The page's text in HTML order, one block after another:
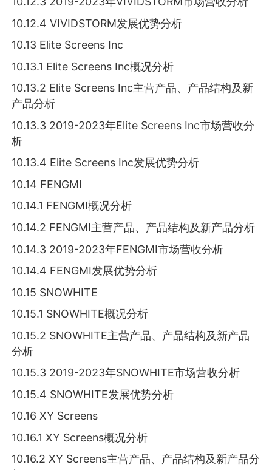
10.12.4 VIVIDSTORM发展优势分析
10.13 Elite Screens Inc
10.13.1 Elite Screens Inc概况分析
10.13.2 Elite Screens Inc主营产品、产品结构及新
产品分析
10.13.3 2019-2023年Elite Screens Inc市场营收分
析
10.13.4 Elite Screens Inc发展优势分析
10.14 FENGMI
10.14.1 FENGMI概况分析
10.14.2 FENGMI主营产品、产品结构及新产品分析
10.14.3 2019-2023年FENGMI市场营收分析
10.14.4 FENGMI发展优势分析
10.15 SNOWHITE
10.15.1 SNOWHITE概况分析
10.15.2 SNOWHITE主营产品、产品结构及新产品
分析
10.15.3 2019-2023年SNOWHITE市场营收分析
10.15.4 SNOWHITE发展优势分析
10.16 XY Screens
10.16.1 XY Screens概况分析
10.16.2 XY Screens主营产品、产品结构及新产品分